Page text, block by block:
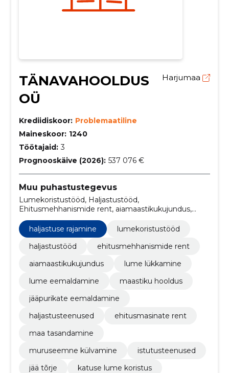
TÄNAVAHOOLDUS
OÜ
Harjumaa
Krediidiskoor: Problemaatiline
Maineskoor: 1240
Töötajaid: 3
Prognooskäive (2026): 537 076 €
Muu puhastustegevus
Lumekoristustööd, Haljastustööd,
Ehitusmehhanismide rent, aiamaastikukujundus,
lumekoristusteenused, lume lükkamine, lume
eemaldamine, maastiku hooldus, jääpurikate
eemaldamine, haljastusteenused
haljastuse rajamine
lumekoristustööd
haljastustööd
ehitusmehhanismide rent
aiamaastikukujundus
lume lükkamine
lume eemaldamine
maastiku hooldus
jääpurikate eemaldamine
haljastusteenused
ehitusmasinate rent
maa tasandamine
muruseemne külvamine
istutusteenused
jää tõrje
katuse lume koristus